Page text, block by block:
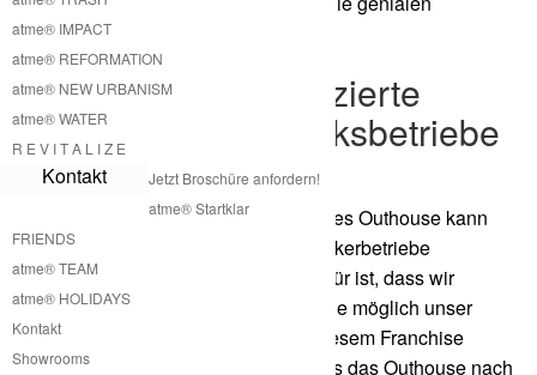
atme® IMPACT
atme® REFORMATION
atme® NEW URBANISM
atme® WATER
R E V I T A L I Z E
Kontakt
Jetzt Broschüre anfordern!
atme® Startklar
FRIENDS
atme® TEAM
atme® HOLIDAYS
Kontakt
Showrooms
Schraubfundamente verwendet.
Aufbau durch zertifizierte
Franchise Handwerksbetriebe
für Outhouse
Die Produktion und der Aufbau unseres Outhouse kann
durch zertifizierte Franchise Handwerkerbetriebe
bewerkstelligt werden. Der Grund dafür ist, dass wir
versuchen wollen so vielen Leuten wie möglich unser
Outhouse anbieten zu können. Mit diesem Franchise
System können wir sicherstellen, dass das Outhouse nach